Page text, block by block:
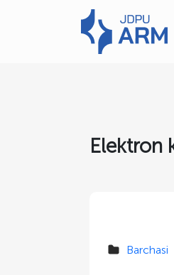
Elektron
Barchasi